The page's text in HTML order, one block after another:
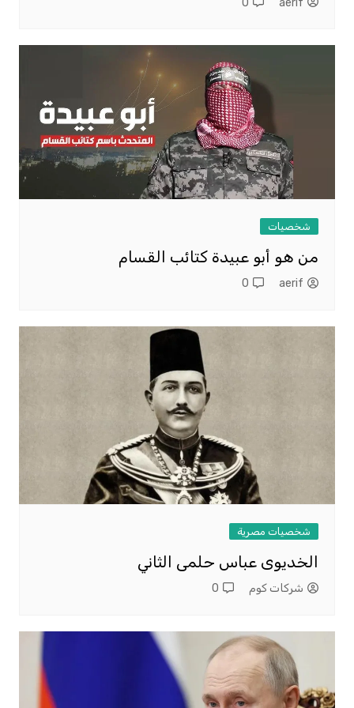
شخصيات
من هو أبو عبيدة كتائب القسام
aerif
0
شخصيات مصرية
الخديوى عباس حلمى الثاني
شركات كوم 0